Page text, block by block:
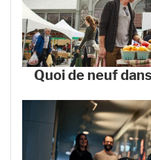
Quoi de neuf